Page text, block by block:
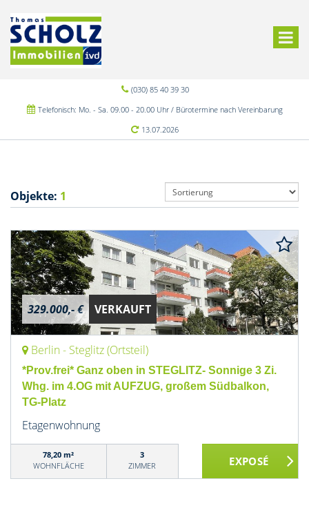
(030) 85 40 39 30
Telefonisch: Mo. - Sa. 09.00 - 20.00 Uhr / Bürotermine nach Vereinbarung
13.07.2026
Objekte: 1
329.000,- € VERKAUFT
Berlin - Steglitz (Ortsteil)
*Prov.frei* Ganz oben in STEGLITZ- Sonnige 3 Zi.
Whg. im 4.OG mit AUFZUG, großem Südbalkon,
TG-Platz
Etagenwohnung
78,20 m²
WOHNFLÄCHE
3
ZIMMER